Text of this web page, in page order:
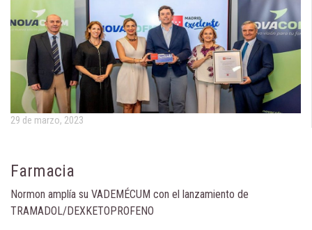
29 de marzo, 2023
Farmacia
Normon amplía su VADEMÉCUM con el lanzamiento de
TRAMADOL/DEXKETOPROFENO